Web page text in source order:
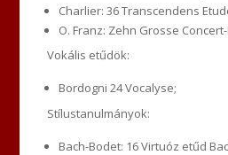
Charlier: 36 Transcendens
O. Franz: Zehn Grosse
Vokális etűdök:
Bordogni 24 Vocalyse;
Stílustanulmányok:
Bach-Bodet: 16 Virtuóz etűd